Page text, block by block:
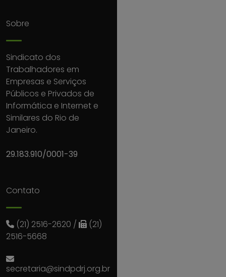
Sobre
Sindicato dos
Trabalhadores em
Empresas e Serviços
Públicos e Privados de
Informática e Internet e
Similares do Rio de
Janeiro.
29.183.910/0001-39
Contato
(21) 2516-2620 /
(21)
2516-5668
secretaria@sindpdrj.org.br